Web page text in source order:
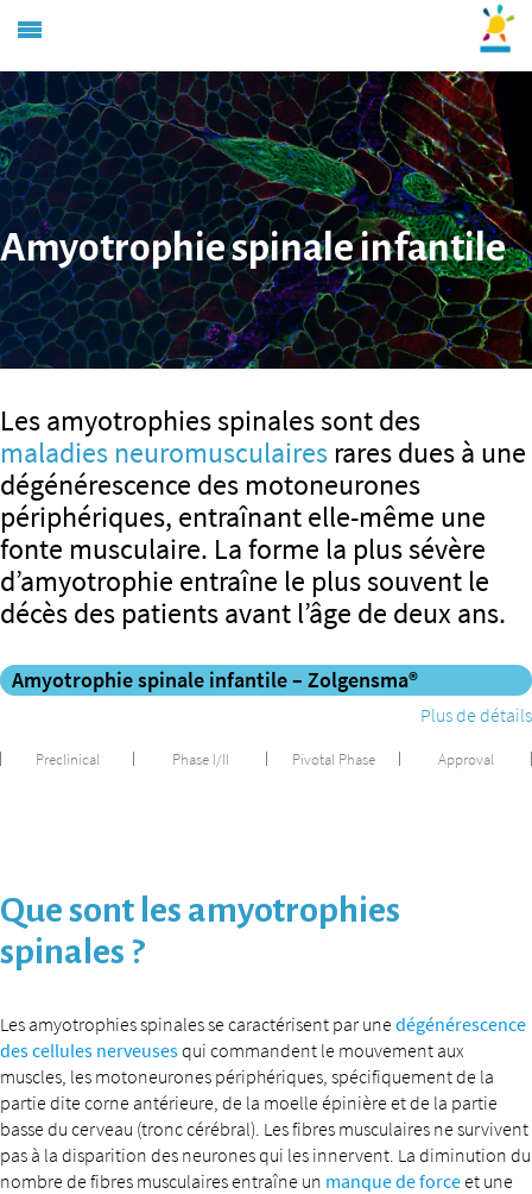
Amyotrophie spinale infantile
Les amyotrophies spinales sont des
maladies neuromusculaires rares dues à une
dégénérescence des motoneurones
périphériques, entraînant elle-même une
fonte musculaire. La forme la plus sévère
d’amyotrophie entraîne le plus souvent le
décès des patients avant l’âge de deux ans.
Amyotrophie spinale infantile – Zolgensma®
Plus de détails
Preclinical Phase I/II Pivotal Phase Approval
Que sont les amyotrophies
spinales ?
Les amyotrophies spinales se caractérisent par unedégénérescence
des cellules nerveusesqui commandent le mouvement aux
muscles, les motoneurones périphériques, spécifiquement de la
partie dite corne antérieure, de la moelle épinière et de la partie
basse du cerveau (tronc cérébral). Les fibres musculaires ne survivent
pas à la disparition des neurones qui les innervent. La diminution du
nombre de fibres musculaires entraîne un manque de forceet une